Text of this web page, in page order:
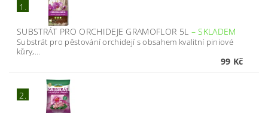
1.
SUBSTRÁT PRO ORCHIDEJE GRAMOFLOR 5L – SKLADEM
Substrát pro pěstování orchidejí s obsahem kvalitní piniové
kůry,...
99 Kč
2.